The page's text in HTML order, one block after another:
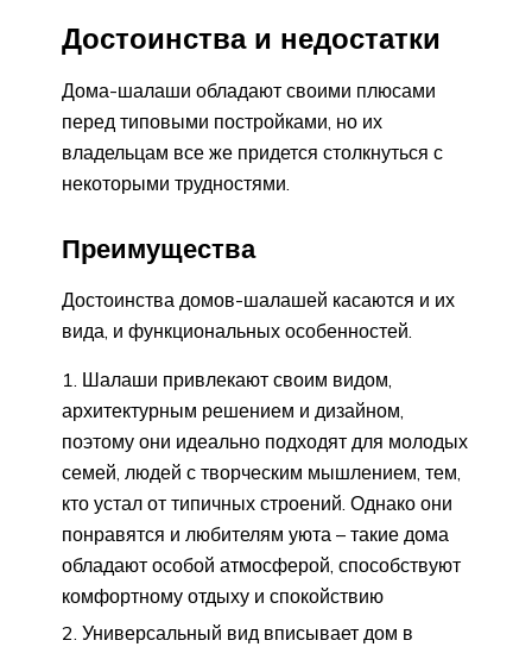
Достоинства и недостатки
Дома-шалаши обладают своими плюсами
перед типовыми постройками, но их
владельцам все же придется столкнуться с
некоторыми трудностями.
Преимущества
Достоинства домов-шалашей касаются и их
вида, и функциональных особенностей.
Шалаши привлекают своим видом,
архитектурным решением и дизайном,
поэтому они идеально подходят для молодых
семей, людей с творческим мышлением, тем,
кто устал от типичных строений. Однако они
понравятся и любителям уюта – такие дома
обладают особой атмосферой, способствуют
комфортному отдыху и спокойствию
Универсальный вид вписывает дом в